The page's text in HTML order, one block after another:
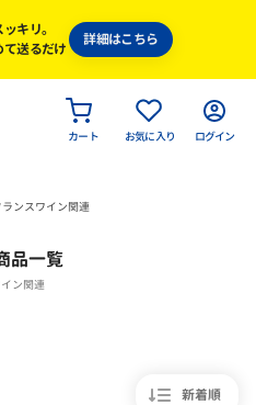
キリ。
送るだけ
詳細はこちら
カート お気に入り ログイン
ランスワイン関連
品一覧
ン関連
新着順